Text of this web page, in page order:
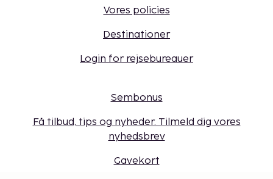
Vores policies
Destinationer
Login for rejsebureauer
Sembonus
Få tilbud, tips og nyheder. Tilmeld dig vores
nyhedsbrev
Gavekort